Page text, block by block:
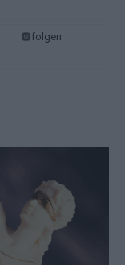
folgen